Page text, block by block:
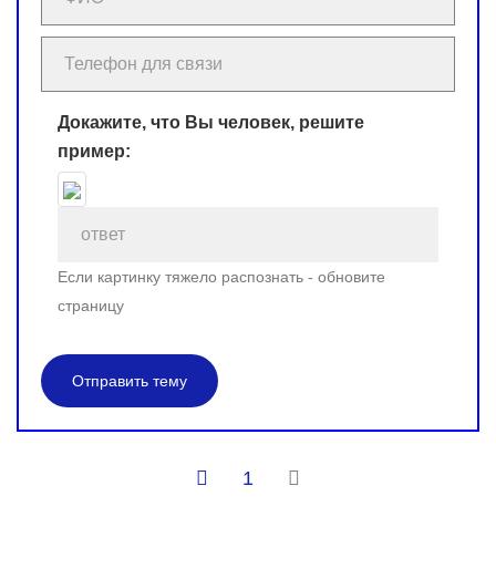
Докажите, что Вы человек, решите
пример:
Если картинку тяжело распознать - обновите
страницу
Отправить тему
1